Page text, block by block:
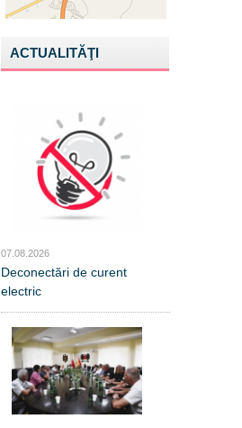
ACTUALITĂŢI
07.08.2026
Deconectări de curent
electric